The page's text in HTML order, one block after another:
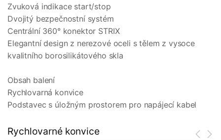
Zvuková indikace start/stop
Dvojitý bezpečnostní systém
Centrální 360° konektor STRIX
Elegantní design z nerezové oceli s tělem z vysoce
kvalitního borosilikátového skla
Obsah balení
Rychlovarná konvice
Podstavec s úložným prostorem pro napájecí kabel
Rychlovarné konvice